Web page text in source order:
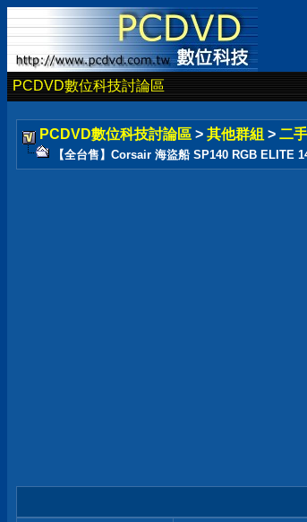
PCDVD數位科技討論區
PCDVD數位科技討論區 > 其他群組 > 二
【全台售】Corsair 海盜船 SP140 RGB ELITE